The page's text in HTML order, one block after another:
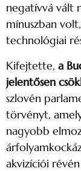
negatívvá vált
mínuszban
technológiai
Kifejtette, a
jelentősen
szlovén
törvényt,
nagyobb
akvizíciói